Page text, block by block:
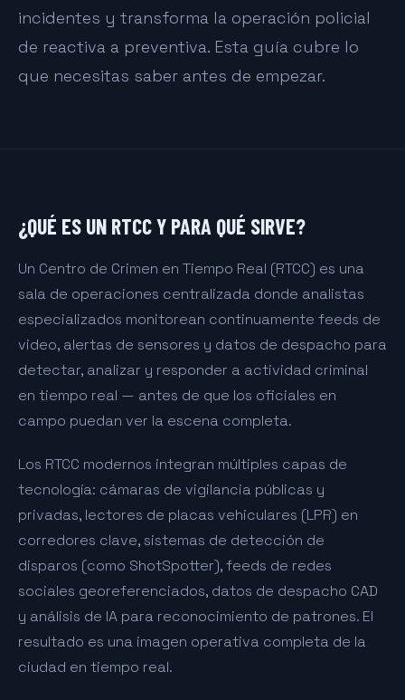
incidentes y transforma la operación policial
de reactiva a preventiva. Esta guía cubre lo
que necesitas saber antes de empezar.
¿QUÉ ES UN RTCC Y PARA QUÉ SIRVE?
Un Centro de Crimen en Tiempo Real (RTCC) es una
sala de operaciones centralizada donde analistas
especializados monitorean continuamente feeds de
video, alertas de sensores y datos de despacho para
detectar, analizar y responder a actividad criminal
en tiempo real — antes de que los oficiales en
campo puedan ver la escena completa.
Los RTCC modernos integran múltiples capas de
tecnología: cámaras de vigilancia públicas y
privadas, lectores de placas vehiculares (LPR) en
corredores clave, sistemas de detección de
disparos (como ShotSpotter), feeds de redes
sociales georeferenciados, datos de despacho CAD
y análisis de IA para reconocimiento de patrones. El
resultado es una imagen operativa completa de la
ciudad en tiempo real.